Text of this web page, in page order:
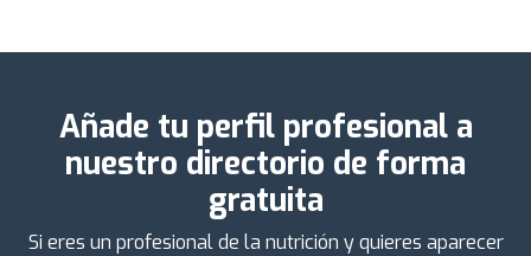
Añade tu perfil profesional a
nuestro directorio de forma
gratuita
Si eres un profesional de la nutrición y quieres aparecer